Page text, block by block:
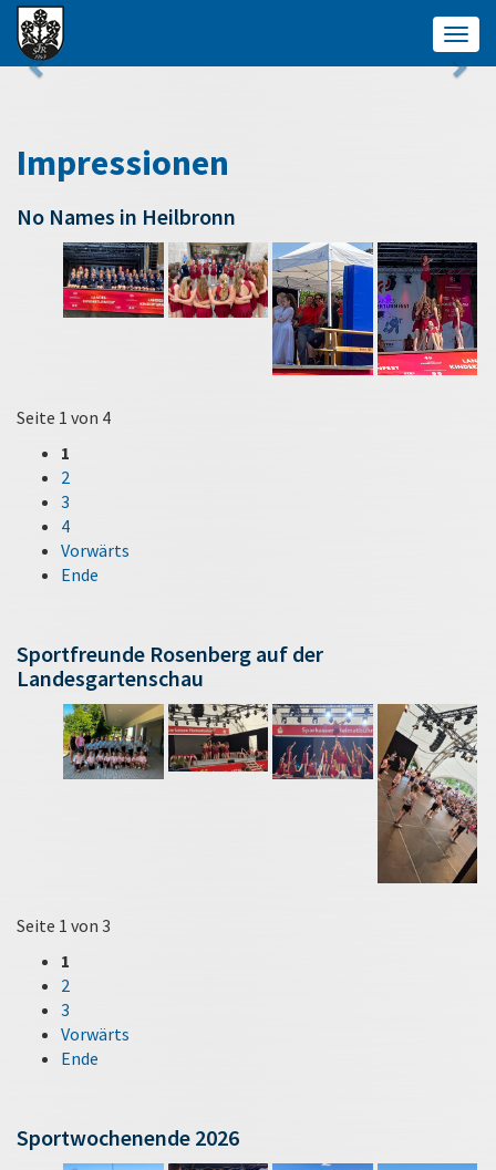
Impressionen
No Names in Heilbronn
Seite 1 von 4
1
2
3
4
Vorwärts
Ende
Sportfreunde Rosenberg auf der
Landesgartenschau
Seite 1 von 3
1
2
3
Vorwärts
Ende
Sportwochenende 2026